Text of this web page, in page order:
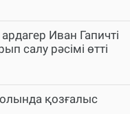
Иван Гапичті
салу рәсімі өтті
қозғалыс